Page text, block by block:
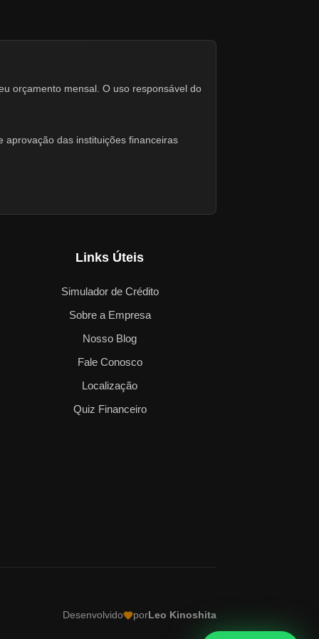
orçamento mensal. O uso responsável do
aprovação das instituições financeiras
Links Úteis
Simulador de Crédito
Sobre a Empresa
Nosso Blog
Fale Conosco
Localização
Quiz Financeiro
Desenvolvido porLeo Kinoshita